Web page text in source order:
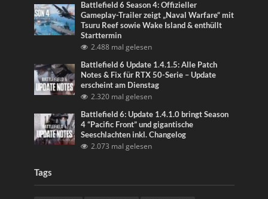
Battlefield 6 Season 4: Offizieller
Gameplay-Trailer zeigt „Naval Warfare“ mit
Tsuru Reef sowie Wake Island & enthüllt
Starttermin
2.488 mal gelesen
Battlefield 6 Update 1.4.1.5: Alle Patch
Notes & Fix für RTX 50-Serie – Update
erscheint am Dienstag
2.320 mal gelesen
Battlefield 6: Update 1.4.1.0 bringt Season
4 “Pacific Front” und gigantische
Seeschlachten inkl. Changelog
2.073 mal gelesen
Tags